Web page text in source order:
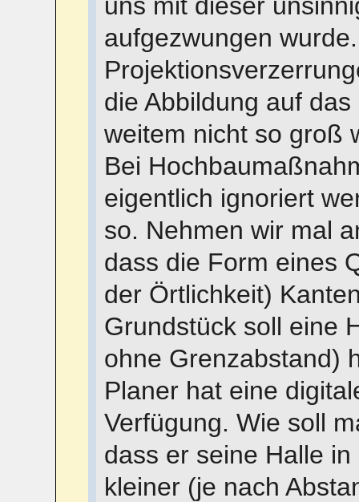
aufgezwungen wurde.
die Abbildung auf
weitem nicht so groß
Bei
eigentlich ignoriert
so. Nehmen wir mal
dass die Form eines
der Örtlichkeit)
Grundstück soll eine
ohne Grenzabstand)
Planer hat eine
Verfügung. Wie soll
dass er seine Halle
kleiner (je nach